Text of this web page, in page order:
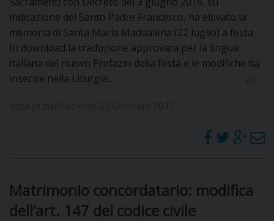
indicazione del Santo Padre Francesco, ha elevato la
memoria di Santa Maria Maddalena (22 luglio) a festa.
In download la traduzione approvata per la lingua
italiana del nuovo Prefazio della festa e le modifiche da
inserire nella Liturgia…
Matrimonio concordatario: modifica
dell’art. 147 del codice civile